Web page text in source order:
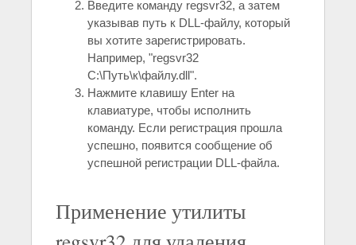
Введите команду regsvr32, а затем
указывав путь к DLL-файлу, который
вы хотите зарегистрировать.
Например, "regsvr32
C:\Путь\к\файлу.dll".
Нажмите клавишу Enter на
клавиатуре, чтобы исполнить
команду. Если регистрация прошла
успешно, появится сообщение об
успешной регистрации DLL-файла.
Применение утилиты